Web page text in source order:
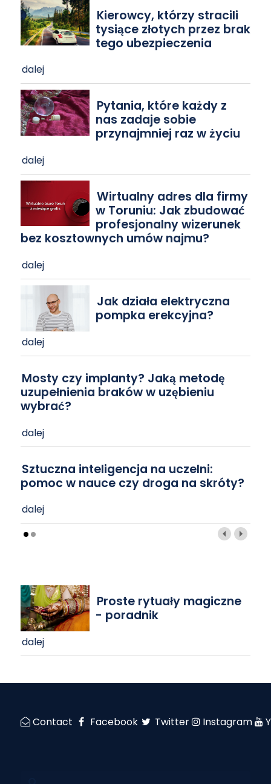
Kierowcy, którzy stracili
tysiące złotych przez brak
tego ubezpieczenia
dalej
Pytania, które każdy z
nas zadaje sobie
przynajmniej raz w życiu
dalej
Wirtualny adres dla firmy
w Toruniu: Jak zbudować
profesjonalny wizerunek
bez kosztownych umów najmu?
dalej
Jak działa elektryczna
pompka erekcyjna?
dalej
Mosty czy implanty? Jaką metodę
uzupełnienia braków w uzębieniu
wybrać?
dalej
Sztuczna inteligencja na uczelni:
pomoc w nauce czy droga na skróty?
dalej
Proste rytuały magiczne
- poradnik
dalej
Contact Facebook Twitter Instagram